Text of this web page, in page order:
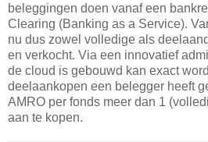
beleggingen doen vanaf een
Clearing (Banking as a Service).
nu dus zowel volledige als
en verkocht. Via een innovatief
de cloud is gebouwd kan exact
deelaankopen een belegger heeft
AMRO per fonds meer dan 1
aan te kopen.